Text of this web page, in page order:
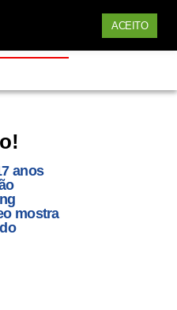
ACEITO
anos
mostra